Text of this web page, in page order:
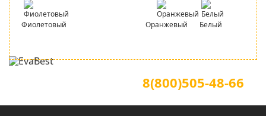
Фиолетовый Оранжевый Белый
8(800)505-48-66